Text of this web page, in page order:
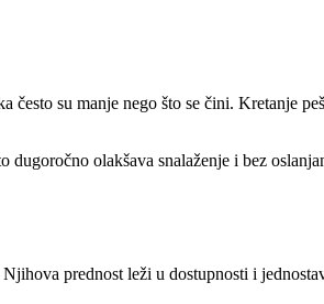
često su manje nego što se čini. Kretanje
dugoročno olakšava snalaženje i bez
prednost leži u dostupnosti i